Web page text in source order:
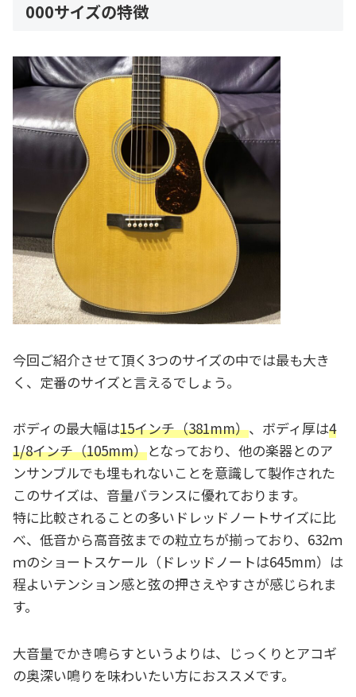
000サイズの特徴
今回ご紹介させて頂く3つのサイズの中では最も大き
く、定番のサイズと言えるでしょう。
ボディの最大幅は15インチ（381mm）、ボディ厚は4
1/8インチ（105mm）となっており、他の楽器とのア
ンサンブルでも埋もれないことを意識して製作された
このサイズは、音量バランスに優れております。
特に比較されることの多いドレッドノートサイズに比
べ、低音から高音弦までの粒立ちが揃っており、632ｍ
ｍのショートスケール（ドレッドノートは645mm）は
程よいテンション感と弦の押さえやすさが感じられま
す。
大音量でかき鳴らすというよりは、じっくりとアコギ
の奥深い鳴りを味わいたい方におススメです。